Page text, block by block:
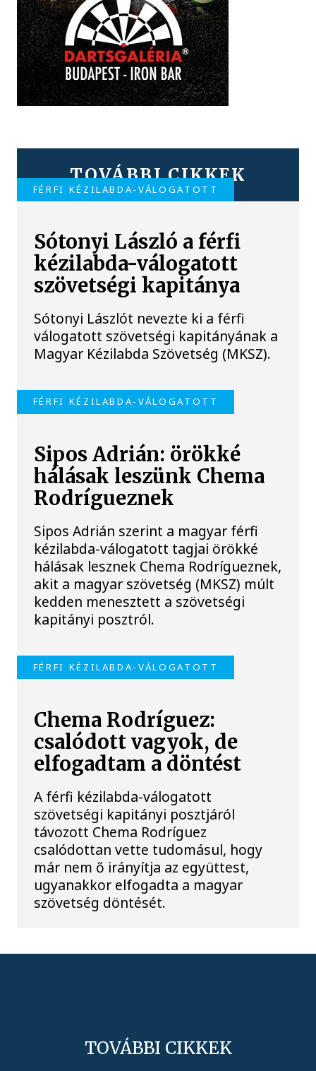
TOVÁBBI CIKKEK
FÉRFI KÉZILABDA-VÁLOGATOTT
Sótonyi László a férfi
kézilabda-válogatott
szövetségi kapitánya
Sótonyi Lászlót nevezte ki a férfi
válogatott szövetségi kapitányának a
Magyar Kézilabda Szövetség (MKSZ).
FÉRFI KÉZILABDA-VÁLOGATOTT
Sipos Adrián: örökké
hálásak leszünk Chema
Rodrígueznek
Sipos Adrián szerint a magyar férfi
kézilabda-válogatott tagjai örökké
hálásak lesznek Chema Rodrígueznek,
akit a magyar szövetség (MKSZ) múlt
kedden menesztett a szövetségi
kapitányi posztról.
FÉRFI KÉZILABDA-VÁLOGATOTT
Chema Rodríguez:
csalódott vagyok, de
elfogadtam a döntést
A férfi kézilabda-válogatott
szövetségi kapitányi posztjáról
távozott Chema Rodríguez
csalódottan vette tudomásul, hogy
már nem ő irányítja az együttest,
ugyanakkor elfogadta a magyar
szövetség döntését.
TOVÁBBI CIKKEK